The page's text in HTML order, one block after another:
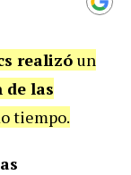
realizó un
de las
tiempo.